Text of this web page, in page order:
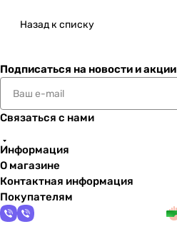
Назад к списку
Подписаться на новости и акции
Связаться с нами
Информация
О магазине
Контактная информация
Покупателям